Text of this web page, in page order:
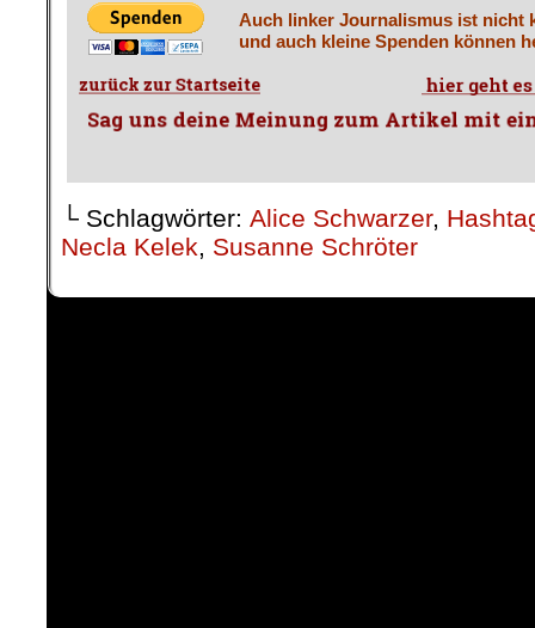
Auch linker Journalismus ist nicht
und auch kleine Spenden können
└ Schlagwörter: Alice Schwarzer,
Necla Kelek, Susanne Schröter